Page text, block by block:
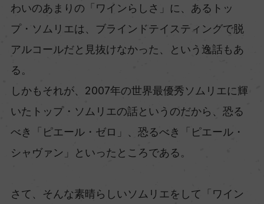
わいのあまりの「ワインらしさ」に、あるトッ
プ・ソムリエは、ブラインドテイスティングで脱
アルコールだと見抜けなかった、という逸話もあ
る。
しかもそれが、2007年の世界最優秀ソムリエに輝
いたトップ・ソムリエの話というのだから、恐る
べき「ピエール・ゼロ」、恐るべき「ピエール・
シャヴァン」といったところである。
さて、そんな素晴らしいソムリエをして「ワイン